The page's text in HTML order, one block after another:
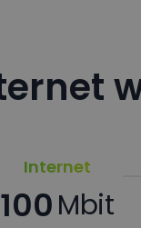
Internet
100Mbit